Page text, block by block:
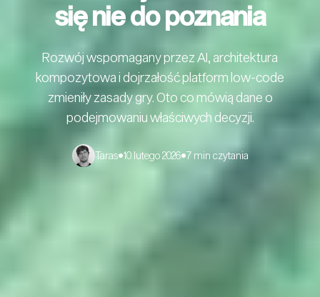
się nie do poznania
Rozwój wspomagany przez AI, architektura
kompozytowa i dojrzałość platform low-code
zmieniły zasady gry. Oto co mówią dane o
podejmowaniu właściwych decyzji.
Taras•10 lutego 2026•7 min czytania